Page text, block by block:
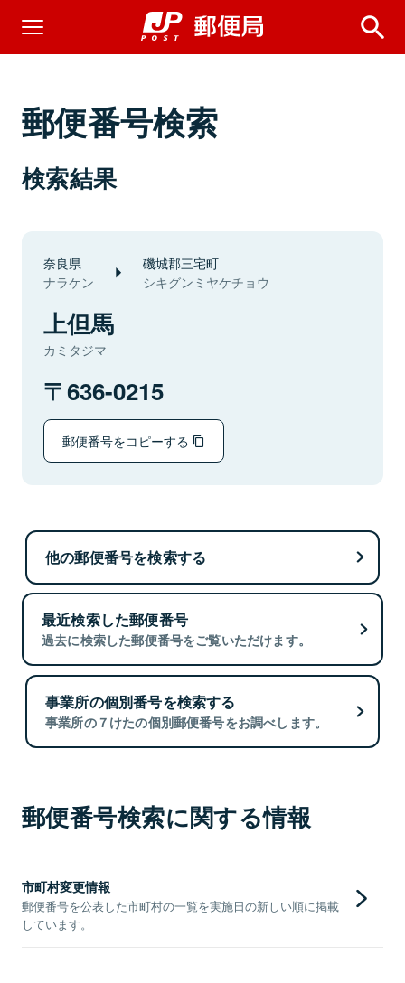
郵便番号検索
検索結果
奈良県
ナラケン
磯城郡三宅町
シキグンミヤケチョウ
上但馬
カミタジマ
636-0215
郵便番号をコピーする
他の郵便番号を検索する
最近検索した郵便番号
過去に検索した郵便番号をご覧いただけます。
事業所の個別番号を検索する
事業所の７けたの個別郵便番号をお調べします。
郵便番号検索に関する情報
市町村変更情報
郵便番号を公表した市町村の一覧を実施日の新しい順に掲載
しています。